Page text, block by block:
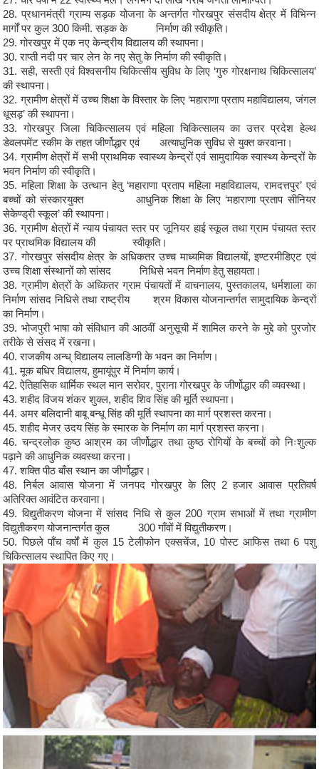
28. प्रधानमंत्री ग्राम्य सड़क योजना के अन्तर्गत गोरखपुर संसदीय क्षेत्र में विभिन्न
मार्गों पर कुल 300 किमी. सड़क के निर्माण की स्वीकृति।
29. गोरखपुर में एक नए केन्द्रीय विद्यालय की स्थापना।
30. राप्ती नदी पर चार लेन के नए सेतु के निर्माण की स्वीकृति।
31. सही, सस्ती एवं विश्वसनीय चिकित्सीय सुविध के लिए ‘गुरु गोरक्षनाथ चिकित्सालय’
की स्थापना।
32. ग्रामीण क्षेत्रों में उच्च शिक्षा के विस्तार के लिए ‘महाराणा प्रताप महाविद्यालय, जंगल
धूसड़’ की स्थापना।
33. गोरखपुर जिला चिकित्सालय एवं महिला चिकित्सालय का उत्तर प्रदेश हेल्थ
डेवलपमेंट स्कीम के तहत जीर्णोद्धार एवं अत्याधुनिक सुविध से युक्त करवाना।
34. ग्रामीण क्षेत्रों में सभी प्राथमिक स्वास्थ्य केन्द्रों एवं सामुदायिक स्वास्थ्य केन्द्रों के
भवन निर्माण की स्वीकृति।
35. महिला शिक्षा के उत्थान हेतु ‘महाराणा प्रताप महिला महाविद्यालय, रामदत्तपुर’ एवं
बच्चों को संस्कारयुक्त आधुनिक शिक्षा के लिए ‘महाराणा प्रताप सीनियर
सेकेण्ड्री स्कूल’ की स्थापना।
36. ग्रामीण क्षेत्रों में न्याय पंचायत स्तर पर जूनियर हाई स्कूल तथा ग्राम पंचायत स्तर
पर प्राथमिक विद्यालय की स्वीकृति।
37. गोरखपुर संसदीय क्षेत्र के अधिकतर उच्च माध्यमिक विद्यालयों, इण्टरमीडिएट एवं
उच्च शिक्षा संस्थानों को सांसद निधिसे भवन निर्माण हेतु सहायता।
38. ग्रामीण क्षेत्रों के अध्कितर ग्राम पंचायतों में वाचनालय, पुस्तकालय, धर्मशाला का
निर्माण सांसद निधिसे तथा राष्ट्रीय श्रम विकास योजनान्तर्गत सामुदायिक केन्द्रों
का निर्माण।
39. भोजपुरी भाषा को संविधान की आठवीं अनुसूची में शामिल करने के मुद्दे को पुरजोर
तरीके से संसद में रखना।
40. राजकीय अन्ध् विद्यालय लालडिग्गी के भवन का निर्माण।
41. मूक बधिर विद्यालय, हुमायूंपुर में निर्माण कार्य।
42. ऐतिहासिक धार्मिक स्थल मान सरोवर, पुराना गोरखपुर के जीर्णोद्धार की व्यवस्था।
43. शहीद विजय शंकर शुक्ल, शहीद शिव सिंह की मूर्ति स्थापना।
44. अमर बलिदानी बाबू बन्धू सिंह की मूर्ति स्थापना का मार्ग प्रशस्त करना।
45. शहीद मेजर उदय सिंह के स्मारक के निर्माण का मार्ग प्रशस्त करना।
46. चन्द्रलोक कुष्ठ आश्रम का जीर्णोद्धार तथा कुष्ठ रोगियों के बच्चों को निःशुल्क
पढ़ाने की आधुनिक व्यवस्था करना।
47. शक्ति पीठ बाँस स्थान का जीर्णोद्धार।
48. निर्बल आवास योजना में जनपद गोरखपुर के लिए 2 हजार आवास प्रतिवर्ष
अतिरिक्त आवंटित करवाना।
49. विद्युतीकरण योजना में सांसद निधि से कुल 200 ग्राम सभाओं में तथा ग्रामीण
विद्युतीकरण योजनान्तर्गत कुल 300 गाँवों में विद्युतीकरण।
50. पिछले पाँच वर्षों में कुल 15 टेलीफोन एक्सचेंज, 10 पोस्ट आफिस तथा 6 पशु
चिकित्सालय स्थापित किए गए।